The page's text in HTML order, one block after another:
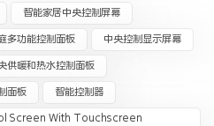
智能家居中央控制屏幕
多功能控制面板 中央控制显示屏幕
供暖和热水控制面板
面板 智能控制器
Screen With Touchscreen